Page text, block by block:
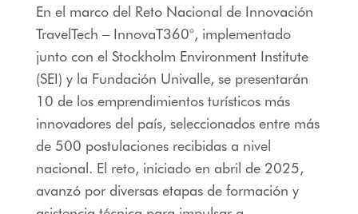
En el marco del Reto Nacional de Innovación
TravelTech – InnovaT360°, implementado
junto con el Stockholm Environment Institute
(SEI) y la Fundación Univalle, se presentarán
10 de los emprendimientos turísticos más
innovadores del país, seleccionados entre más
de 500 postulaciones recibidas a nivel
nacional. El reto, iniciado en abril de 2025,
avanzó por diversas etapas de formación y